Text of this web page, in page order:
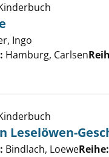
Die Mutprobe
Ingo
Hamburg, Carlsen
Die schönsten
Leselöwen-
Verfasser
Bindlach, LoeweReihe: